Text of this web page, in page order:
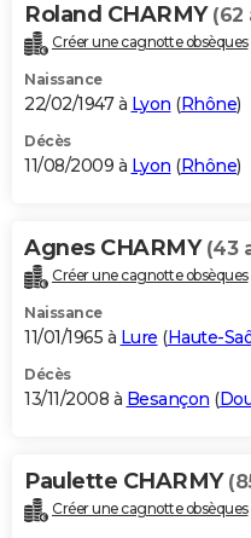
Roland CHARMY (62
Créer une cagnotte obsèques
Naissance
22/02/1947 à Lyon (Rhône)
Décès
11/08/2009 à Lyon (Rhône)
Agnes CHARMY (43
Créer une cagnotte obsèques
Naissance
11/01/1965 à Lure (Haute-
Décès
13/11/2008 à Besançon (
Paulette CHARMY
Créer une cagnotte obsèques